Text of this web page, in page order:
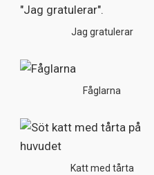
Jag gratulerar
Fåglarna
Katt med tårta